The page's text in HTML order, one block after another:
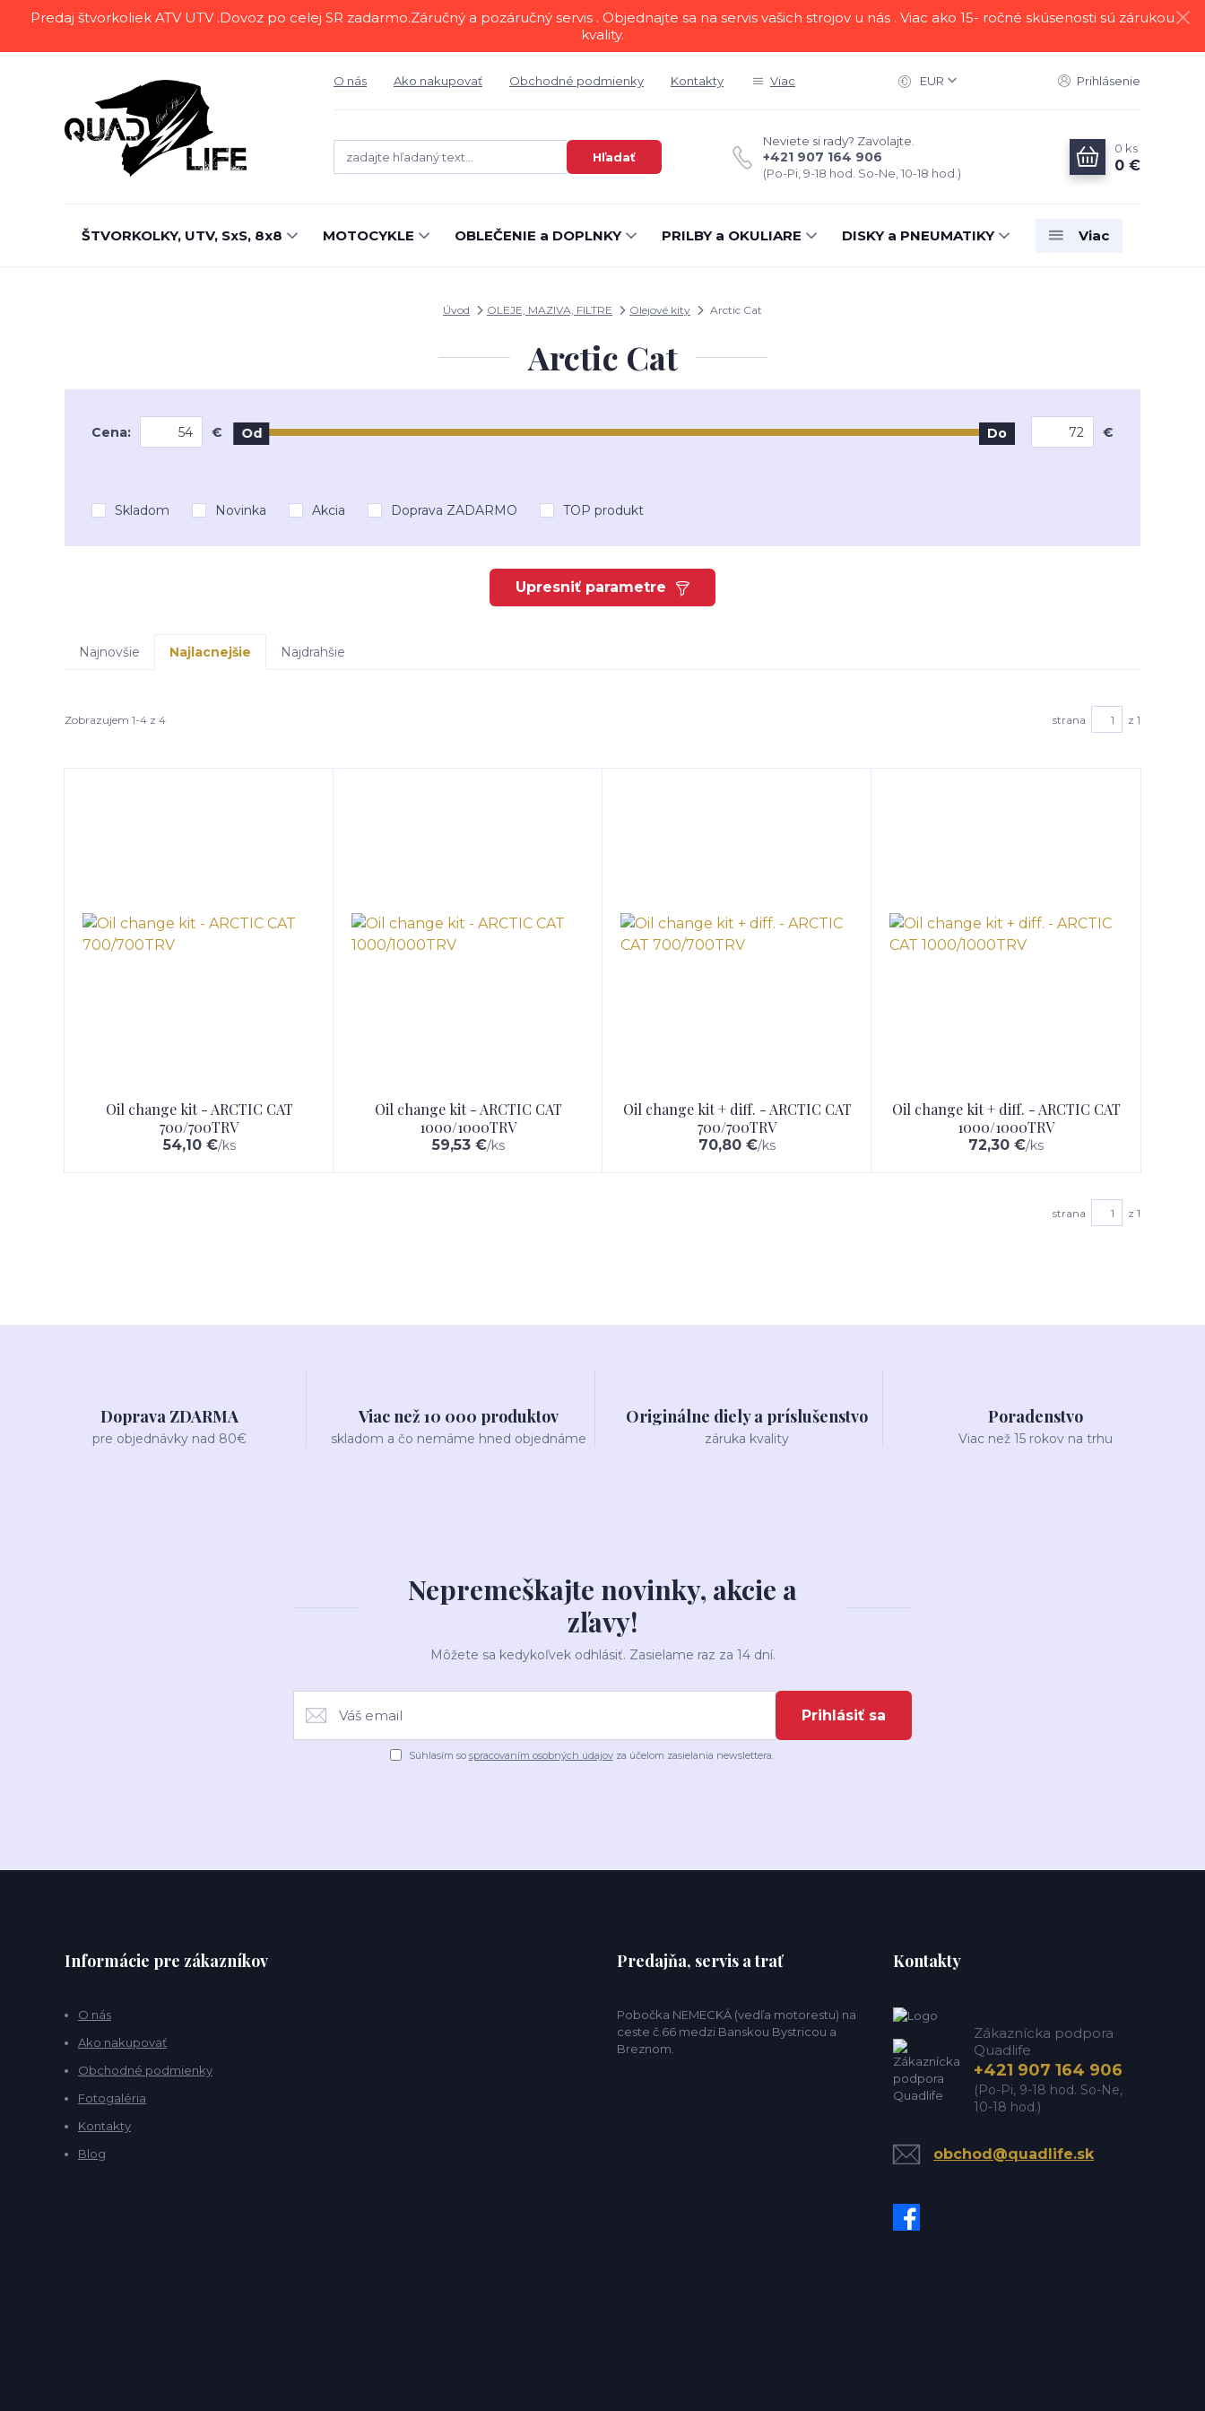
Predaj štvorkoliek ATV UTV .Dovoz po celej SR zadarmo.Záručný a pozáručný servis . Objednajte sa na servis vašich strojov u nás . Viac ako 15- ročné skúsenosti sú zárukou
kvality.
O nás Ako nakupovať Obchodné podmienky Kontakty Viac EUR Prihlásenie
Hľadať
Neviete si rady? Zavolajte.
+421 907 164 906
(Po-Pi, 9-18 hod. So-Ne, 10-18 hod.)
0 ks
0 €
ŠTVORKOLKY, UTV, SxS, 8x8 MOTOCYKLE OBLEČENIE a DOPLNKY PRILBY a OKULIARE DISKY a PNEUMATIKY Viac
Úvod OLEJE, MAZIVA, FILTRE Olejové kity Arctic Cat
Arctic Cat
Upresniť parametre
Cena: € Od Do €
Skladom Novinka Akcia Doprava ZADARMO TOP produkt
Najnovšie Najlacnejšie Najdrahšie
Zobrazujem 1-4 z 4 strana z 1
Oil change kit - ARCTIC CAT
700/700TRV
54,10 €/ks
Oil change kit - ARCTIC CAT
1000/1000TRV
59,53 €/ks
Oil change kit + diff. - ARCTIC CAT
700/700TRV
70,80 €/ks
Oil change kit + diff. - ARCTIC CAT
1000/1000TRV
72,30 €/ks
strana z 1
Doprava ZDARMA
pre objednávky nad 80€
Viac než 10 000 produktov
skladom a čo nemáme hned objednáme
Originálne diely a príslušenstvo
záruka kvality
Poradenstvo
Viac než 15 rokov na trhu
Nepremeškajte novinky, akcie a
zľavy!
Môžete sa kedykoľvek odhlásiť. Zasielame raz za 14 dní.
Prihlásiť sa
Súhlasím so spracovaním osobných údajovza účelom zasielania newslettera.
Informácie pre zákazníkov
O nás
Ako nakupovať
Obchodné podmienky
Fotogaléria
Kontakty
Blog
Predajňa, servis a trať
Pobočka NEMECKÁ (vedľa motorestu) na
ceste č.66 medzi Banskou Bystricou a
Breznom.
Kontakty
Zákaznícka podpora
Quadlife
+421 907 164 906
(Po-Pi, 9-18 hod. So-Ne,
10-18 hod.)
obchod@quadlife.sk